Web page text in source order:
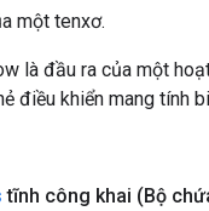
một tenxơ.
là đầu ra của một
điều khiển mang tính
tĩnh công khai (Bộ